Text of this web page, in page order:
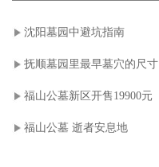
沈阳墓园中避坑指南
抚顺墓园里最早墓穴的尺寸
福山公墓新区开售19900元
福山公墓 逝者安息地